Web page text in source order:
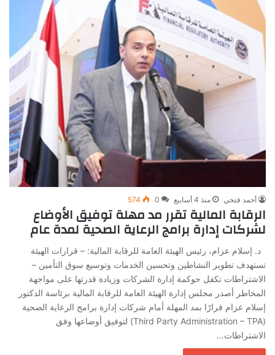
أحمد فتحي منذ 4 أسابيع 0
574
الرقابة المالية تقرر مد مهلة توفيق الأوضاع
لشركات إدارة برامج الرعاية الصحية لمدة عام
د. إسلام عزام، رئيس الهيئة العامة للرقابة المالية: – قرارات الهيئة
تستهدف تطوير النشاطين وتحسين الخدمات وتوسيع سوق التأمين –
الاشتراطات تكفل حوكمة إدارة الشركات وزيادة قدرتها على مواجهة
المخاطر أصدر مجلس إدارة الهيئة العامة للرقابة المالية برئاسة الدكتور
إسلام عزام قرارًا بمد المهلة أمام شركات إدارة برامج الرعاية الصحية
(Third Party Administration – TPA) لتوفيق أوضاعها وفق
الاشتراطات…